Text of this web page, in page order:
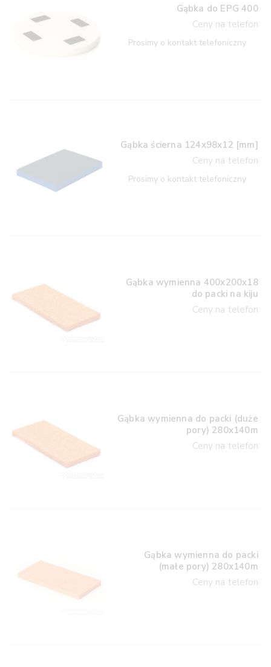
Gąbka do EPG 400
Ceny na telefon
Prosimy o kontakt telefoniczny
Gąbka ścierna 124x98x12 [mm]
Ceny na telefon
Prosimy o kontakt telefoniczny
Gąbka wymienna 400x200x18
do packi na kiju
Ceny na telefon
Gąbka wymienna do packi (duże
pory) 280x140m
Ceny na telefon
Gąbka wymienna do packi
(małe pory) 280x140m
Ceny na telefon